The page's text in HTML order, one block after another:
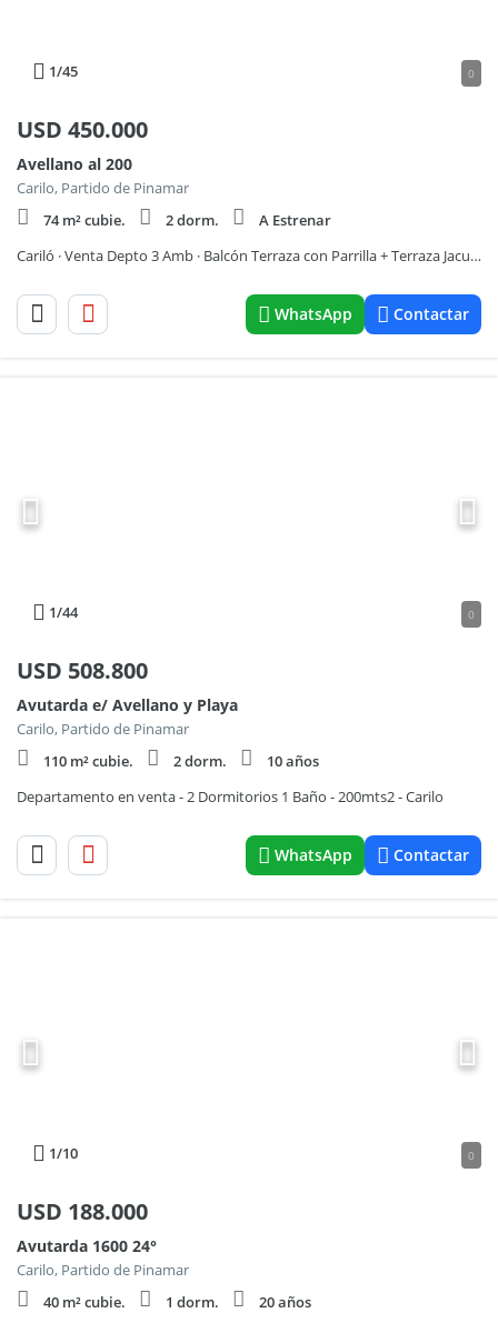
1/45 0
USD 450.000
Avellano al 200
Carilo, Partido de Pinamar
74 m² cubie.
2 dorm.
A Estrenar
Cariló · Venta Depto 3 Amb · Balcón Terraza con Parrilla + Terraza Jacuzzi
WhatsApp Contactar
1/44 0
USD 508.800
Avutarda e/ Avellano y Playa
Carilo, Partido de Pinamar
110 m² cubie.
2 dorm.
10 años
Departamento en venta - 2 Dormitorios 1 Baño - 200mts2 - Carilo
WhatsApp Contactar
1/10 0
USD 188.000
Avutarda 1600 24°
Carilo, Partido de Pinamar
40 m² cubie.
1 dorm.
20 años